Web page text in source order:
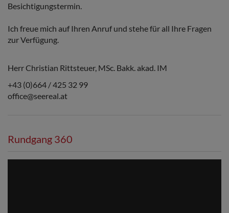
Besichtigungstermin.
Ich freue mich auf Ihren Anruf und stehe für all Ihre Fragen
zur Verfügung.
Herr Christian Rittsteuer, MSc. Bakk. akad. IM
+43 (0)664 / 425 32 99
office@seereal.at
Rundgang 360